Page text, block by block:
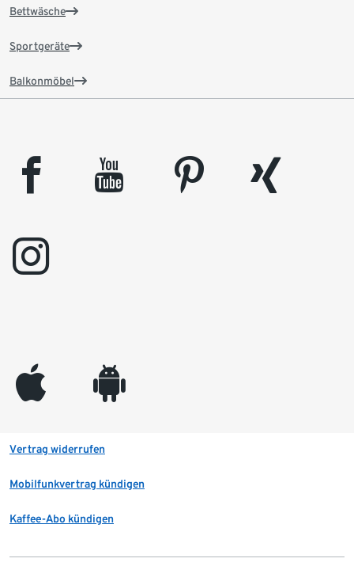
Bettwäsche
Sportgeräte
Balkonmöbel
facebook youtube pinterest
xing
instagram
appleinc android
Vertrag widerrufen
Mobilfunkvertrag kündigen
Kaffee-Abo kündigen